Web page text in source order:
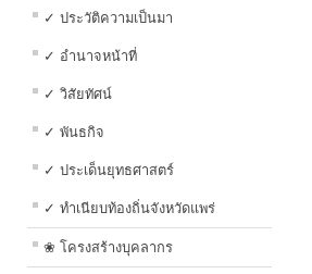
✓ ประวัติความเป็นมา
✓ อำนาจหน้าที่
✓ วิสัยทัศน์
✓ พันธกิจ
✓ ประเด็นยุทธศาสตร์
✓ ทำเนียบท้องถิ่นจังหวัดแพร่
❀ โครงสร้างบุคลากร